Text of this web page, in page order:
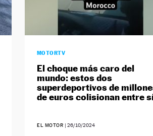
MOTORTV
El choque más caro del
mundo: estos dos
superdeportivos de
de euros colisionan entre
EL MOTOR |26/10/2024